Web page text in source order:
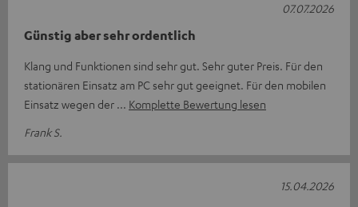
Günstig aber sehr ordentlich
Klang und Funktionen sind sehr gut. Sehr guter Preis. Für den
stationären Einsatz am PC sehr gut geeignet. Für den mobilen
Einsatz wegen der
Komplette Bewertung lesen
Frank S.
07.07.2026
15.04.2026